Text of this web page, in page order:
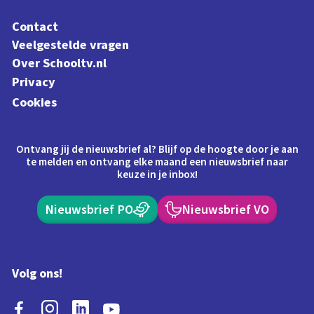
Contact
Veelgestelde vragen
Over Schooltv.nl
Privacy
Cookies
Ontvang jij de nieuwsbrief al? Blijf op de hoogte door je aan
te melden en ontvang elke maand een nieuwsbrief naar
keuze in je inbox!
Nieuwsbrief PO Nieuwsbrief VO
Volg ons!